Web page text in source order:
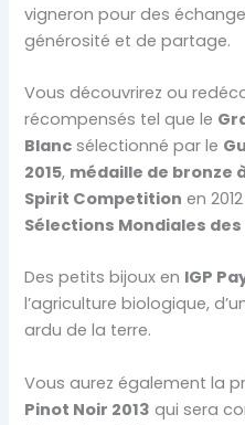
vigneron pour des
générosité et de partage.
Vous découvrirez ou
récompensés tel que le
Blanc sélectionné par le
2015, médaille de bronze
Spirit Competition en
Sélections Mondiales
Des petits bijoux en IGP
l’agriculture biologique,
ardu de la terre.
Vous aurez également la
Pinot Noir 2013 qui sera